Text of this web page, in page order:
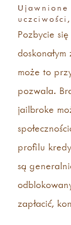
Pozbycie
może to
pozwala.
jailbroke
profilu
są
zapłacić,